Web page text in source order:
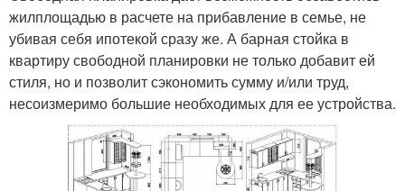
жилплощадью в расчете на прибавление в семье, не
убивая себя ипотекой сразу же. А барная стойка в
квартиру свободной планировки не только добавит ей
стиля, но и позволит сэкономить сумму и/или труд,
несоизмеримо большие необходимых для ее устройства.